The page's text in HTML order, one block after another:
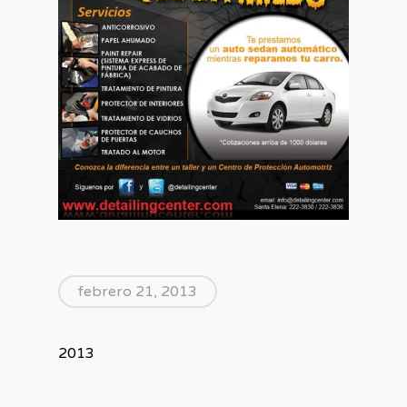
febrero 21, 2013
2013